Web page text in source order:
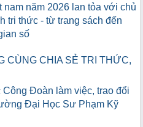
nam năm 2026 lan tỏa với chủ
tri thức - từ trang sách đến
số
CÙNG CHIA SẺ TRI THỨC,
Đoàn làm việc, trao đổi
Đại Học Sư Phạm Kỹ